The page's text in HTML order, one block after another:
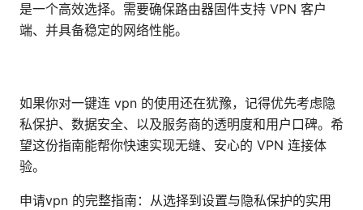
是一个高效选择。需要确保路由器固件支持 VPN 客户
端、并具备稳定的网络性能。
如果你对一键连 vpn 的使用还在犹豫，记得优先考虑隐
私保护、数据安全、以及服务商的透明度和用户口碑。希
望这份指南能帮你快速实现无缝、安心的 VPN 连接体
验。
申请vpn 的完整指南：从选择到设置与隐私保护的实用